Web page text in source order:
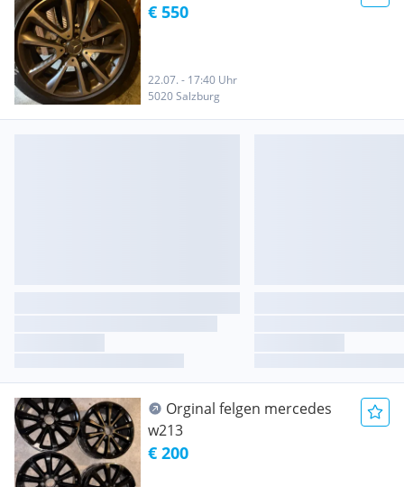
€ 550
22.07. - 17:40 Uhr
5020 Salzburg
Orginal felgen mercedes
w213
€ 200